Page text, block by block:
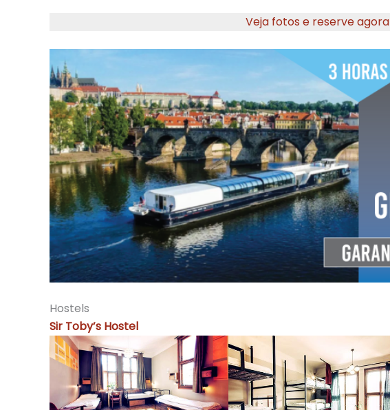
Veja fotos e reserve agora
Hostels
Sir Toby’s Hostel